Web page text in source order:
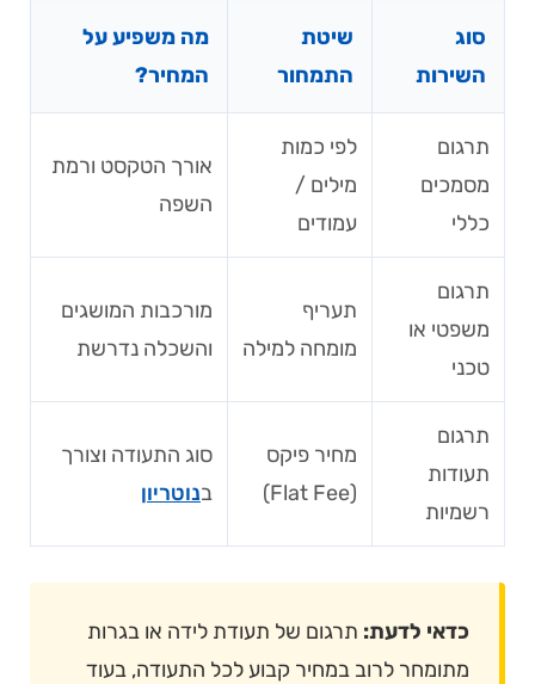
סוג
השירות
שיטת
התמחור
מה משפיע על
המחיר?
תרגום
מסמכים
כללי
לפי כמות
מילים /
עמודים
אורך הטקסט ורמת
השפה
תרגום
משפטי או
טכני
תעריף
מומחה למילה
מורכבות המושגים
והשכלה נדרשת
תרגום
תעודות
רשמיות
מחיר פיקס
(Flat Fee)
סוג התעודה וצורך
בנוטריון
כדאי לדעת: תרגום של תעודת לידה או בגרות
מתומחר לרוב במחיר קבוע לכל התעודה, בעוד